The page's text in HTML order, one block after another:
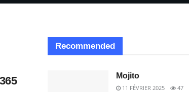
Recommended
Mojito
11 FÉVRIER 2025 47